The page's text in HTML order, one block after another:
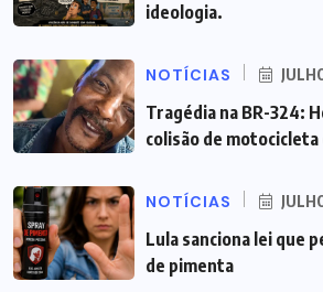
ideologia.
NOTÍCIAS
Tragédia na BR-324:
colisão de motocicleta
NOTÍCIAS
Lula sanciona lei que
de pimenta